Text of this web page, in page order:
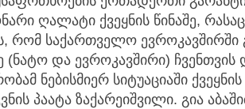
ღალატი ქვეყნის წინაშე,
რომ საქართველო ევროკავშირში
(ნატო და ევროკავშირი) ჩვენთვის
ნებისმიერ სიტუაციაში
პაატა ზაქარეიშვილი. გია